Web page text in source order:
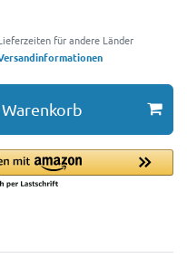
für andere Länder